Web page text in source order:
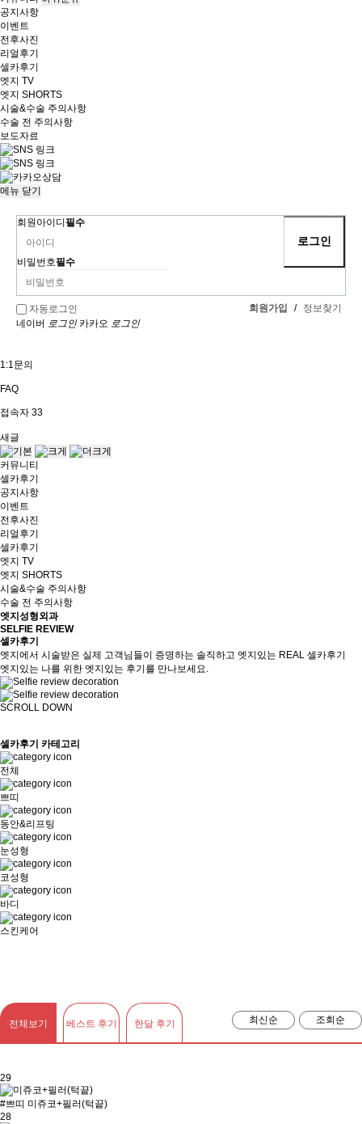
공지사항
이벤트
전후사진
리얼후기
셀카후기
엣지 TV
엣지 SHORTS
시술&수술 주의사항
수술 전 주의사항
보도자료
메뉴 닫기
회원아이디 필수
비밀번호필수
자동로그인 회원가입 / 정보찾기
네이버 로그인 카카오 로그인
1:1문의
FAQ
접속자 33
새글
커뮤니티
셀카후기
공지사항
이벤트
전후사진
리얼후기
셀카후기
엣지 TV
엣지 SHORTS
시술&수술 주의사항
수술 전 주의사항
엣지성형외과
SELFIE REVIEW
셀카후기
엣지에서 시술받은 실제 고객님들이 증명하는 솔직하고 엣지있는 REAL 셀카후기
엣지있는 나를 위한 엣지있는 후기를 만나보세요.
SCROLL DOWN
셀카후기 카테고리
전체
쁘띠
동안&리프팅
눈성형
코성형
바디
스킨케어
전체보기 베스트 후기 한달 후기 조회순
최신순
29
#쁘띠 미쥬코+필러(턱끝)
28